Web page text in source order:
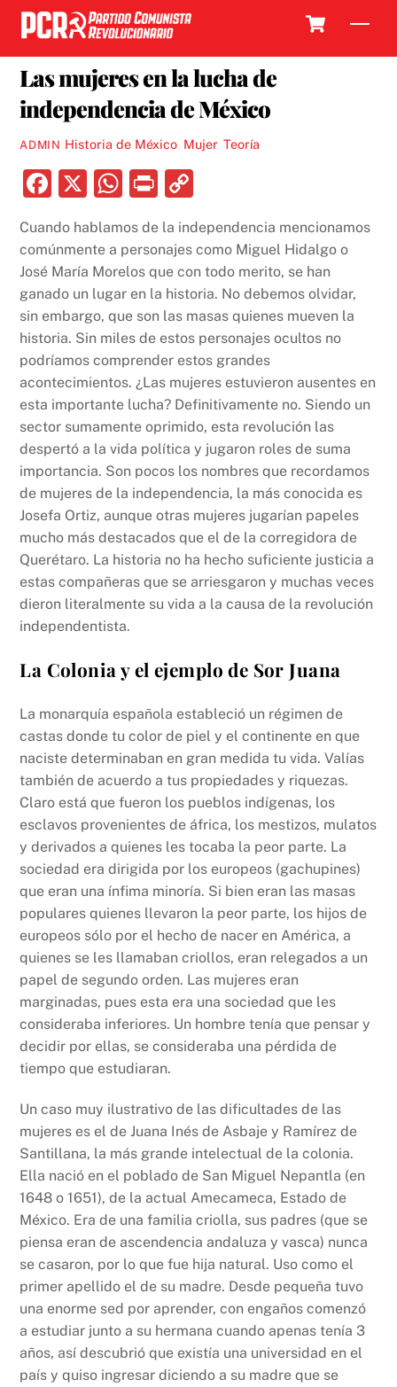
Skip
content
Las mujeres en la lucha de
independencia de México
ADMIN Historia de México, Mujer, Teoría
F
c
e
b
o
o
k
X
W
at
s
A
p
p
P
nt p
y
Li
n
k
Cuando hablamos de la independencia mencionamos
comúnmente a personajes como Miguel Hidalgo o
José María Morelos que con todo merito, se han
ganado un lugar en la historia. No debemos olvidar,
sin embargo, que son las masas quienes mueven la
historia. Sin miles de estos personajes ocultos no
podríamos comprender estos grandes
acontecimientos. ¿Las mujeres estuvieron ausentes en
esta importante lucha? Definitivamente no. Siendo un
sector sumamente oprimido, esta revolución las
despertó a la vida política y jugaron roles de suma
importancia. Son pocos los nombres que recordamos
de mujeres de la independencia, la más conocida es
Josefa Ortiz, aunque otras mujeres jugarían papeles
mucho más destacados que el de la corregidora de
Querétaro. La historia no ha hecho suficiente justicia a
estas compañeras que se arriesgaron y muchas veces
dieron literalmente su vida a la causa de la revolución
independentista.
La Colonia y el ejemplo de Sor Juana
La monarquía española estableció un régimen de
castas donde tu color de piel y el continente en que
naciste determinaban en gran medida tu vida. Valías
también de acuerdo a tus propiedades y riquezas.
Claro está que fueron los pueblos indígenas, los
esclavos provenientes de áfrica, los mestizos, mulatos
y derivados a quienes les tocaba la peor parte. La
sociedad era dirigida por los europeos (gachupines)
que eran una ínfima minoría. Si bien eran las masas
populares quienes llevaron la peor parte, los hijos de
europeos sólo por el hecho de nacer en América, a
quienes se les llamaban criollos, eran relegados a un
papel de segundo orden. Las mujeres eran
marginadas, pues esta era una sociedad que les
consideraba inferiores. Un hombre tenía que pensar y
decidir por ellas, se consideraba una pérdida de
tiempo que estudiaran.
Un caso muy ilustrativo de las dificultades de las
mujeres es el de Juana Inés de Asbaje y Ramírez de
Santillana, la más grande intelectual de la colonia.
Ella nació en el poblado de San Miguel Nepantla (en
1648 o 1651), de la actual Amecameca, Estado de
México. Era de una familia criolla, sus padres (que se
piensa eran de ascendencia andaluza y vasca) nunca
se casaron, por lo que fue hija natural. Uso como el
primer apellido el de su madre. Desde pequeña tuvo
una enorme sed por aprender, con engaños comenzó
a estudiar junto a su hermana cuando apenas tenía 3
años, así descubrió que existía una universidad en el
país y quiso ingresar diciendo a su madre que se